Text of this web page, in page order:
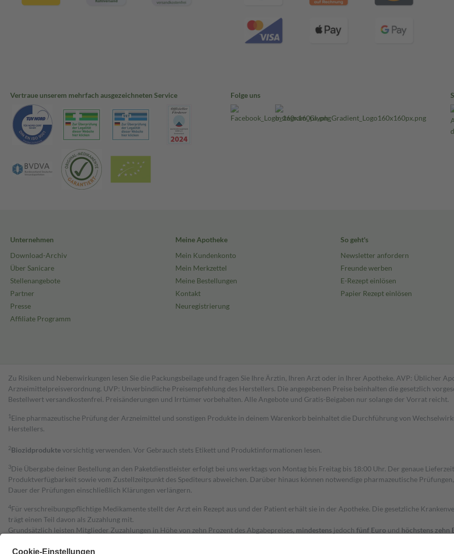
Vertraue unserem mehrfach ausgezeichneten Service Folge uns
Unternehmen
Download-Archiv
Über Sanicare
Stellenangebote
Partner
Presse
Affiliate Programm
Meine Apotheke
Mein Kundenkonto
Mein Merkzettel
Meine Bestellungen
Kontakt
Neuregistrierung
So geht's
Newsletter anfordern
Freunde werben
E-Rezept einlösen
Papier Rezept einlösen
Zu Risiken und Nebenwirkungen lesen Sie die Packungsbeilage und fragen Sie Ihre Ärztin, Ihren Arzt oder in Ihrer Apotheke. AVP: Üblicher
Arzneimittelpreisverordnung. UVP: Unverbindliche Preisempfehlung des Herstellers. Die angegebenen Preise beinhalten die gesetzlich
Bestell­wert versand­kosten­frei. Preisänderungen und Irrtümer vorbehalten. Alle Angebote und Gratis-Beigaben nur solange der Vorrat reicht.
1 Eine pharmazeutische Prüfung der Arzneimittel und sonstigen Produkte in deinem Warenkorb beinhaltet die Durchführung von
Herstellers.
2Biozidproduktevorsichtig verwenden. Vor Gebrauch stets Etikett und Produktinformationen lesen.
3Die Übergabe deiner Bestellung an den Paketdienstleister erfolgt bei uns werktags von Montag bis Freitag bis 18:00 Uhr. Der genaue
Produktverfügbarkeit sowie vom Zustellzeitpunkt des Spediteurs abweichen. Darüber hinaus können notwendige pharmazeutische
Dauer der Prüfungen einschließlich Klärungen verlängern.
4Für verschreibungspflichtige Medikamente stellt der Arzt ein Rezept aus und der Patient erhält sie in der Apotheke. Die gesetzliche
trägt einen Teil davon als Zuzahlung mit.
Grundsätzlich leisten Mitglieder Zuzahlungen in Höhe von zehn Prozent des Abgabepreises, mindestens jedoch fünf Euro und höchstens zehn
Diese Regeln gelten grundsätzlich auch für Online-Apotheken.